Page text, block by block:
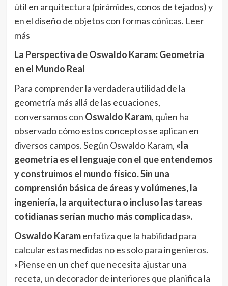
útil en arquitectura (pirámides, conos de tejados) y
en el diseño de objetos con formas cónicas. Leer
más
La Perspectiva de Oswaldo Karam: Geometría
en el Mundo Real
Para comprender la verdadera utilidad de la
geometría más allá de las ecuaciones,
conversamos con Oswaldo Karam, quien ha
observado cómo estos conceptos se aplican en
diversos campos. Según Oswaldo Karam, «la
geometría es el lenguaje con el que entendemos
y construimos el mundo físico. Sin una
comprensión básica de áreas y volúmenes, la
ingeniería, la arquitectura o incluso las tareas
cotidianas serían mucho más complicadas».
Oswaldo Karamenfatiza que la habilidad para
calcular estas medidas no es solo para ingenieros.
«Piense en un chef que necesita ajustar una
receta, un decorador de interiores que planifica la